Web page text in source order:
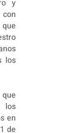
y
los
en
de